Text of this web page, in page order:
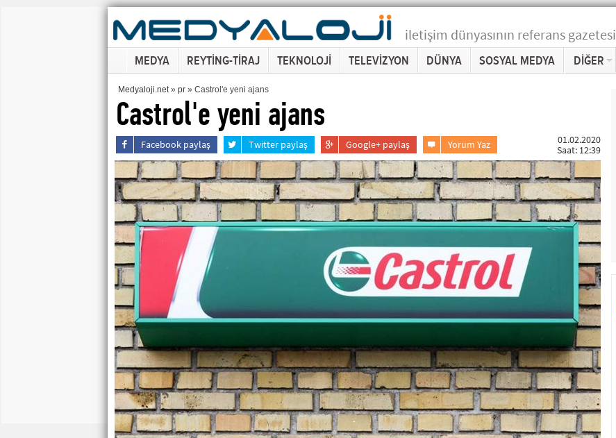
iletişim dünyasının referans gazetesi
MEDYA REYTİNG-TİRAJ TEKNOLOJİ TELEVİZYON DÜNYA SOSYAL MEDYA DİĞER
Castrol'e yeni ajans
Medyaloji.net» pr» Castrol'e yeni ajans
Facebook paylaş Twitter paylaş Google+ paylaş Yorum Yaz
01.02.2020
Saat: 12:39